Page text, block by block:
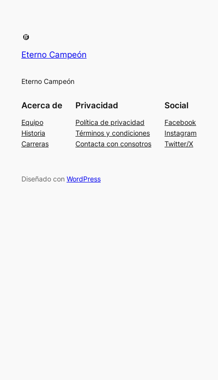
Eterno Campeón
Eterno Campeón
Acerca de
Equipo
Historia
Carreras
Privacidad
Política de privacidad
Términos y condiciones
Contacta con consotros
Social
Facebook
Instagram
Twitter/X
Diseñado con WordPress